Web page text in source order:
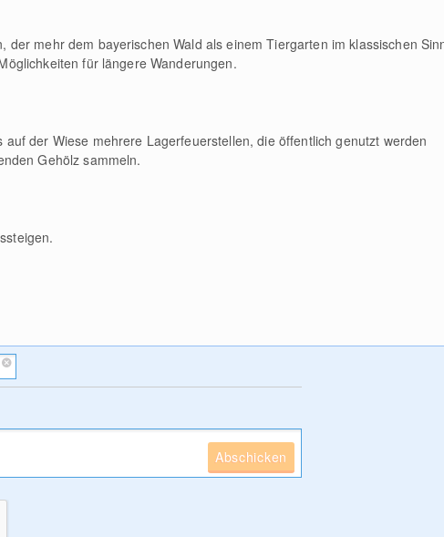
mehr dem bayerischen Wald als einem Tiergarten im klassischen
für längere Wanderungen.
der Wiese mehrere Lagerfeuerstellen, die öffentlich genutzt werden
Gehölz sammeln.
Abschicken